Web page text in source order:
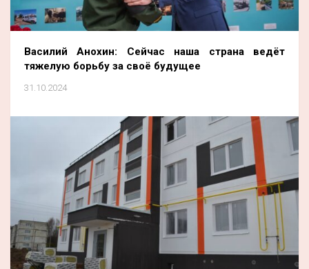
Василий Анохин: Сейчас наша страна ведёт
тяжелую борьбу за своё будущее
31.10.2024